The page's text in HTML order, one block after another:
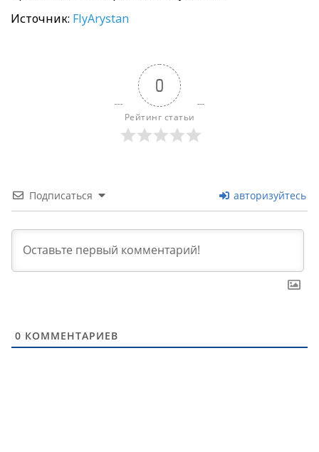
Источник: FlyArystan
0
Рейтинг статьи
Подписаться авторизуйтесь
0 КОММЕНТАРИЕВ